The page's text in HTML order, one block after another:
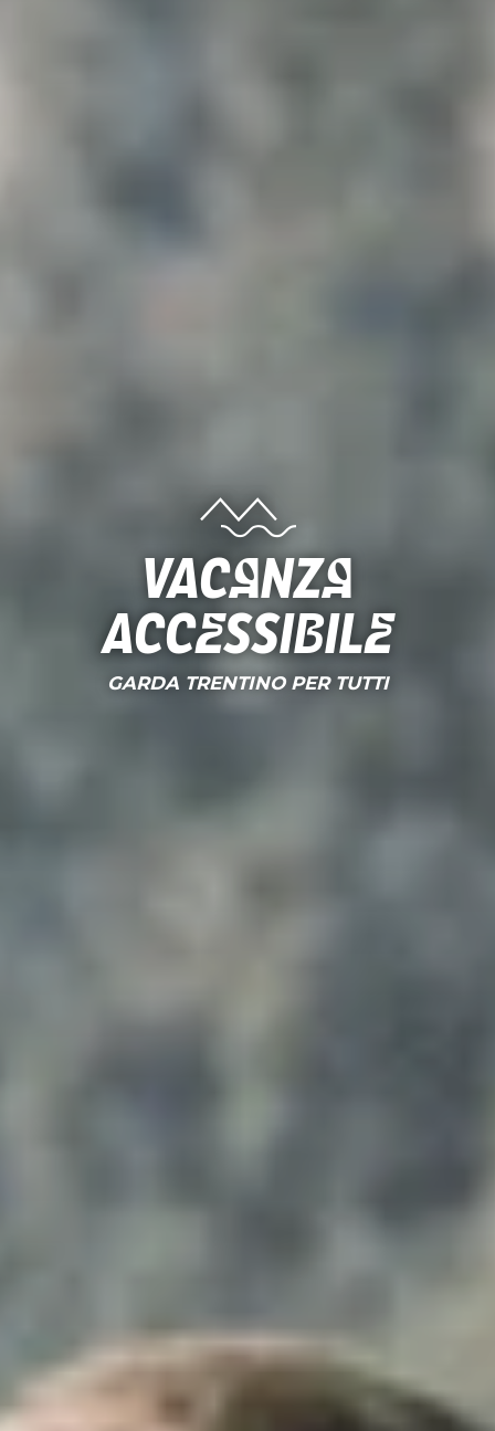
Vacanza
accessibile
GARDA TRENTINO PER TUTTI